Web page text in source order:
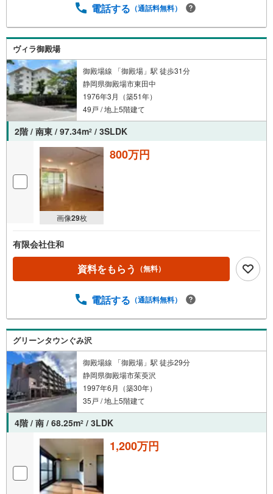
電話する （通話料無料）
ヴィラ御殿場
御殿場線 「御殿場」駅 徒歩31分
静岡県御殿場市東田中
1976年3月（築51年）
49戸 / 地上5階建て
2階 / 南東 / 97.34m2 / 3SLDK
画像29枚
800万円
有限会社住和
資料をもらう （無料）
電話する （通話料無料）
グリーンタウンぐみ沢
御殿場線 「御殿場」駅 徒歩29分
静岡県御殿場市茱萸沢
1997年6月（築30年）
35戸 / 地上5階建て
4階 / 南 / 68.25m2 / 3LDK
1,200万円